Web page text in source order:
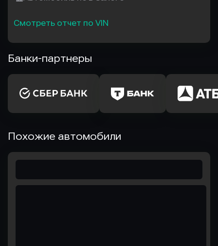
Смотреть отчет по VIN
Банки-партнеры
Похожие автомобили